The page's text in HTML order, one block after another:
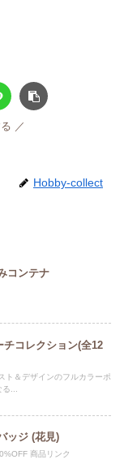
Hobby-collect
コンテナ
チコレクション(全12
ト＆デザインのフルカラーポ
...
ッジ (花見)
商品リンク